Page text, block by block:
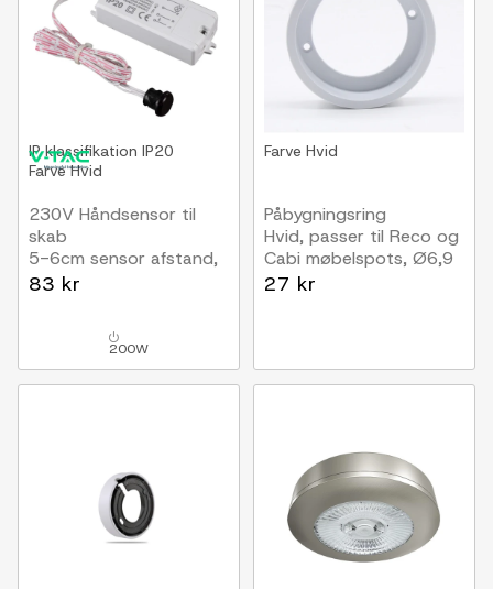
IP klassifikation IP20
FarveHvid
230V Håndsensor til
skab
5-6cm sensor afstand,
PIR, max: 200W LED
83 kr
200W
Farve Hvid
Påbygningsring
Hvid, passer til Reco og
Cabi møbelspots, Ø6,9
cm
27 kr